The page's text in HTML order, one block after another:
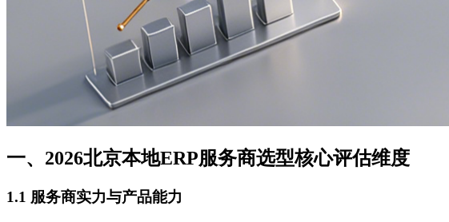
一、2026北京本地ERP服务商选型核心评估维度
1.1 服务商实力与产品能力